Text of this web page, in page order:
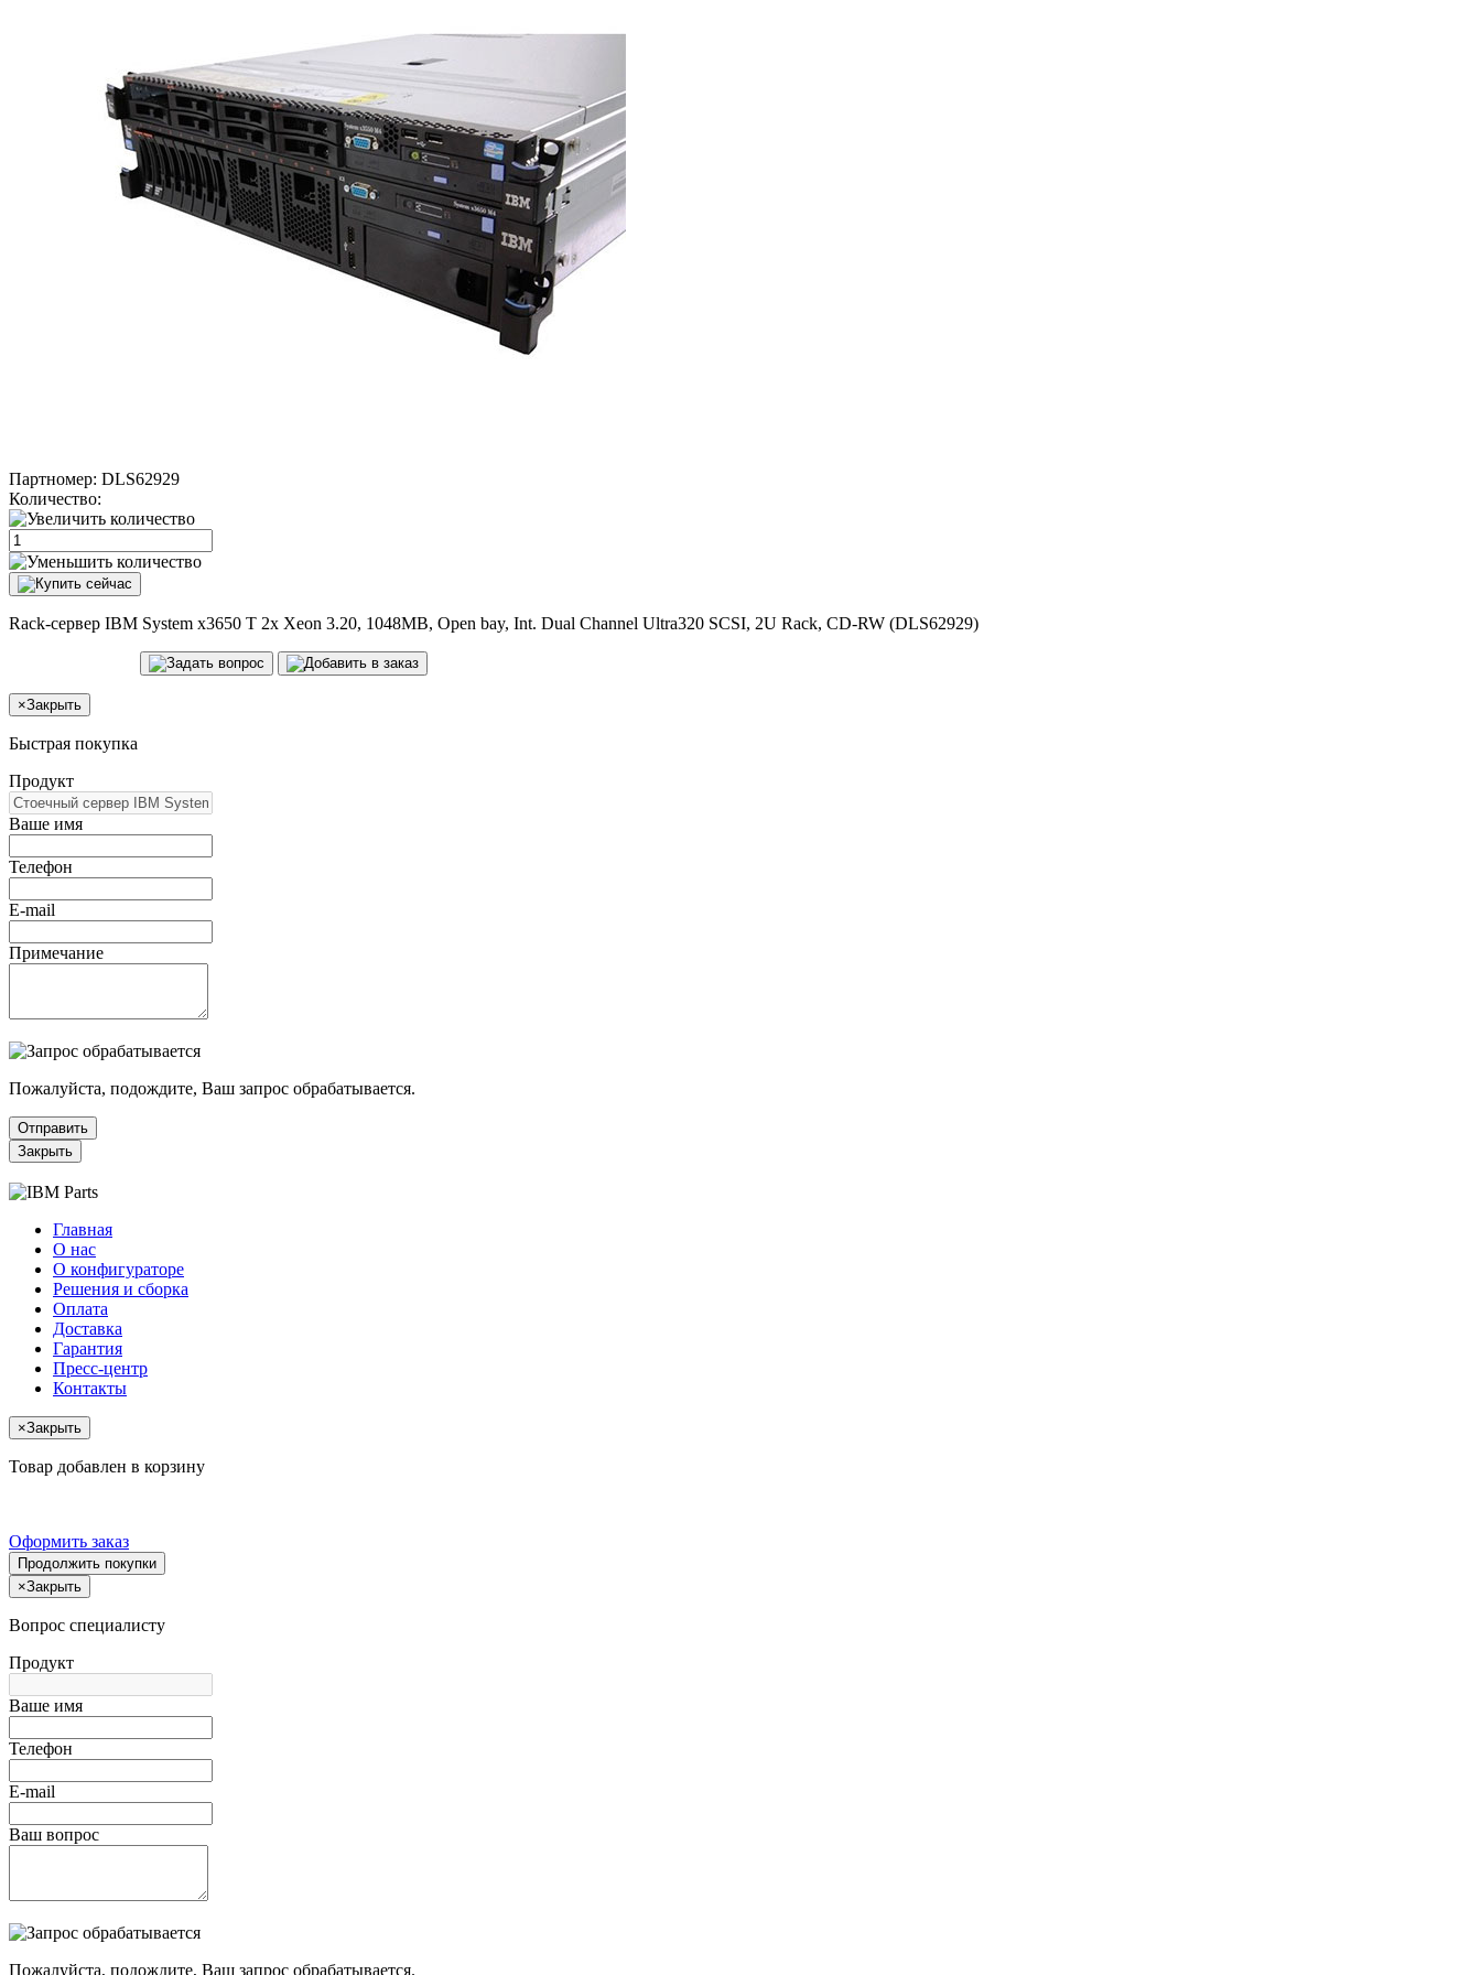
Партномер: DLS62929
Количество:
Rack-сервер IBM System x3650 T 2x Xeon 3.20, 1048MB, Open bay, Int. Dual Channel Ultra320 SCSI, 2U Rack, CD-RW (DLS62929)
×Закрыть
Быстрая покупка
Продукт
Ваше имя
Телефон
E-mail
Примечание
Пожалуйста, подождите, Ваш запрос обрабатывается.
Отправить
Закрыть
Главная
О нас
О конфигураторе
Решения и сборка
Оплата
Доставка
Гарантия
Пресс-центр
Контакты
×Закрыть
Товар добавлен в корзину
Оформить заказ
Продолжить покупки
×Закрыть
Вопрос специалисту
Продукт
Ваше имя
Телефон
E-mail
Ваш вопрос
Пожалуйста, подождите, Ваш запрос обрабатывается.